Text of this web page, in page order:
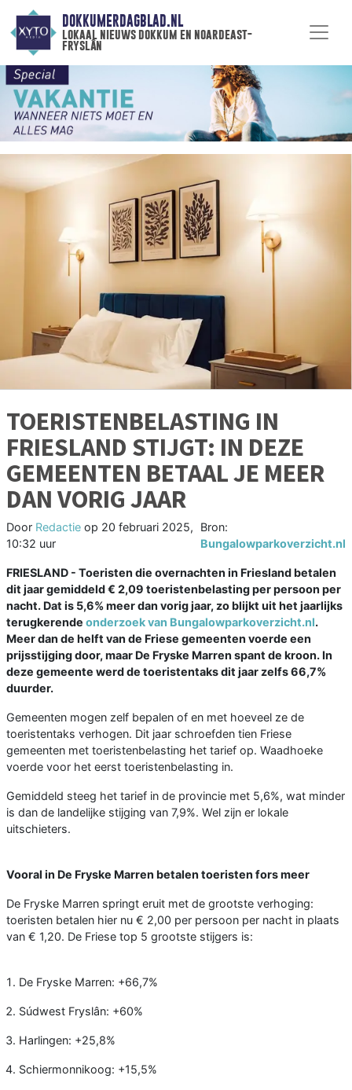
DOKKUMERDAGBLAD.NL
lokaal nieuws dokkum en noardeast-
fryslân
TOERISTENBELASTING IN
FRIESLAND STIJGT: IN DEZE
GEMEENTEN BETAAL JE MEER
DAN VORIG JAAR
Door Redactie op 20 februari 2025,
10:32 uur
Bron:
Bungalowparkoverzicht.nl
FRIESLAND - Toeristen die overnachten in Friesland betalen
dit jaar gemiddeld € 2,09 toeristenbelasting per persoon per
nacht. Dat is 5,6% meer dan vorig jaar, zo blijkt uit het jaarlijks
terugkerende onderzoek van Bungalowparkoverzicht.nl.
Meer dan de helft van de Friese gemeenten voerde een
prijsstijging door, maar De Fryske Marren spant de kroon. In
deze gemeente werd de toeristentaks dit jaar zelfs 66,7%
duurder.
Gemeenten mogen zelf bepalen of en met hoeveel ze de
toeristentaks verhogen. Dit jaar schroefden tien Friese
gemeenten met toeristenbelasting het tarief op. Waadhoeke
voerde voor het eerst toeristenbelasting in.
Gemiddeld steeg het tarief in de provincie met 5,6%, wat minder
is dan de landelijke stijging van 7,9%. Wel zijn er lokale
uitschieters.
Vooral in De Fryske Marren betalen toeristen fors meer
De Fryske Marren springt eruit met de grootste verhoging:
toeristen betalen hier nu € 2,00 per persoon per nacht in plaats
van € 1,20. De Friese top 5 grootste stijgers is:
De Fryske Marren: +66,7%
Súdwest Fryslân: +60%
Harlingen: +25,8%
Schiermonnikoog: +15,5%